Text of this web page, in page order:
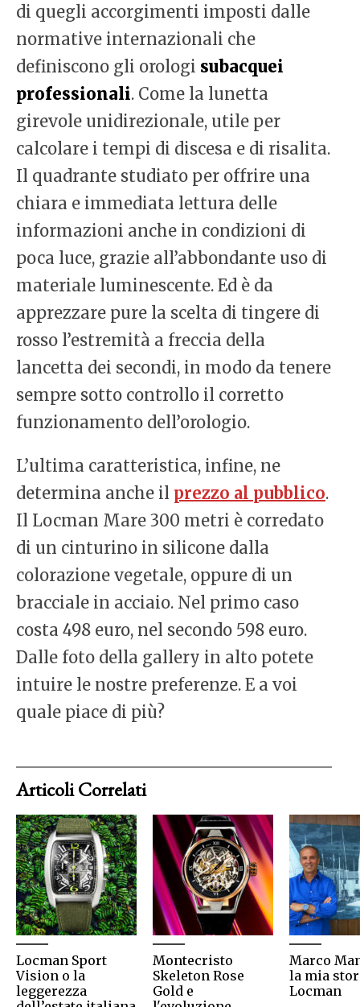
di quegli accorgimenti imposti dalle
normative internazionali che
definiscono gli orologi subacquei
professionali. Come la lunetta
girevole unidirezionale, utile per
calcolare i tempi di discesa e di risalita.
Il quadrante studiato per offrire una
chiara e immediata lettura delle
informazioni anche in condizioni di
poca luce, grazie all’abbondante uso di
materiale luminescente. Ed è da
apprezzare pure la scelta di tingere di
rosso l’estremità a freccia della
lancetta dei secondi, in modo da tenere
sempre sotto controllo il corretto
funzionamento dell’orologio.
L’ultima caratteristica, infine, ne
determina anche il prezzo al pubblico.
Il Locman Mare 300 metri è corredato
di un cinturino in silicone dalla
colorazione vegetale, oppure di un
bracciale in acciaio. Nel primo caso
costa 498 euro, nel secondo 598 euro.
Dalle foto della gallery in alto potete
intuire le nostre preferenze. E a voi
quale piace di più?
Articoli Correlati
Locman Sport
Vision o la
leggerezza
Montecristo
Skeleton Rose
Gold e
Marco
la mia
Locman